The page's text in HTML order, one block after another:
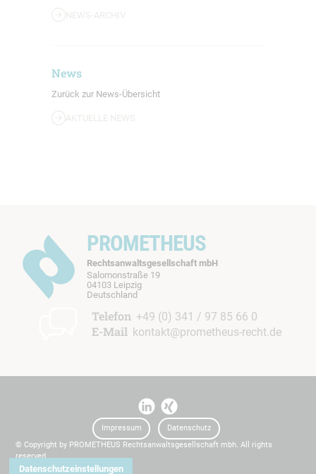
NEWS-ARCHIV
News
Zurück zur News-Übersicht
AKTUELLE NEWS
PROMETHEUS
Rechtsanwaltsgesellschaft mbH
Salomonstraße 19
04103 Leipzig
Deutschland
b
Telefon +49 (0) 341 / 97 85 66 0
E-Mail kontakt@prometheus-recht.de
© Copyright by PROMETHEUS Rechtsanwaltsgesellschaft mbh. All rights
reserved.
Impressum Datenschutz
Datenschutzeinstellungen